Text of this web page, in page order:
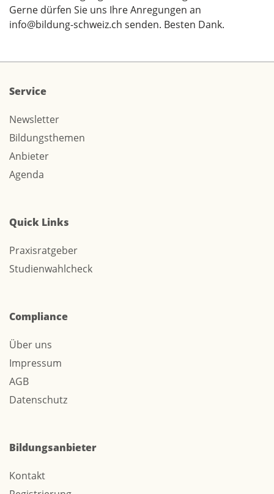
Gerne dürfen Sie uns Ihre Anregungen an
info@bildung-schweiz.ch senden. Besten Dank.
Service
Newsletter
Bildungsthemen
Anbieter
Agenda
Quick Links
Praxisratgeber
Studienwahlcheck
Compliance
Über uns
Impressum
AGB
Datenschutz
Bildungsanbieter
Kontakt